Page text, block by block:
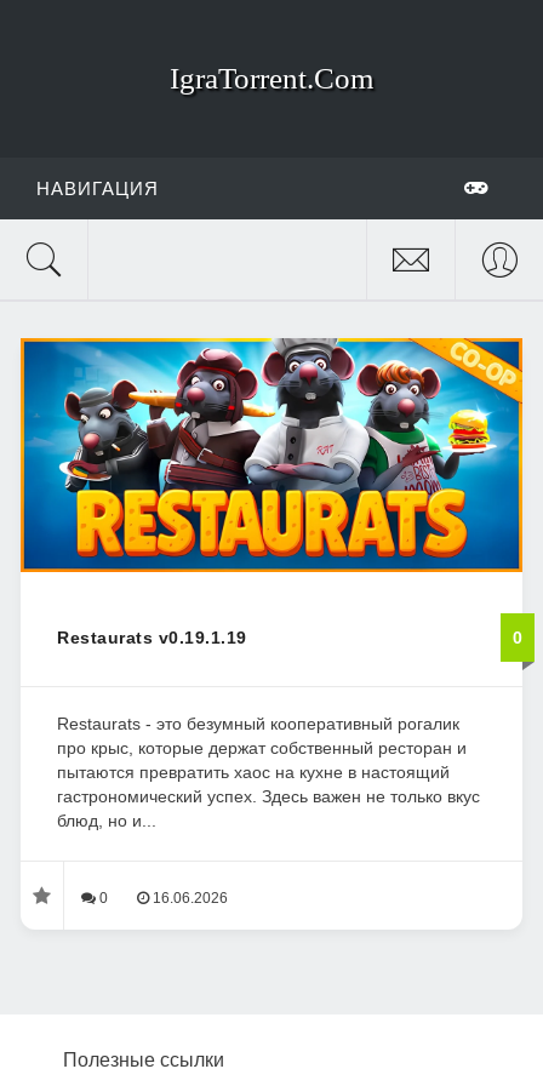
IgraTorrent.Com
НАВИГАЦИЯ
Restaurats v0.19.1.19 0
Restaurats - это безумный кооперативный рогалик
про крыс, которые держат собственный ресторан и
пытаются превратить хаос на кухне в настоящий
гастрономический успех. Здесь важен не только вкус
блюд, но и...
0 16.06.2026
Полезные ссылки